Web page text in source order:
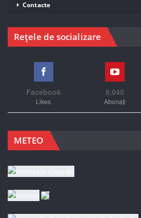
Contacte
Rețele de socializare
Facebook
Likes
8,040
Abonați
METEO